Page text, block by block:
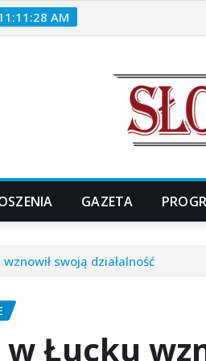
AM
GAZETA
swoją działalność
Łucku